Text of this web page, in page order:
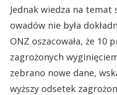
Jednak wiedza na
owadów nie była
ONZ oszacowała, że 10
zagrożonych
zebrano nowe dane,
wyższy odsetek